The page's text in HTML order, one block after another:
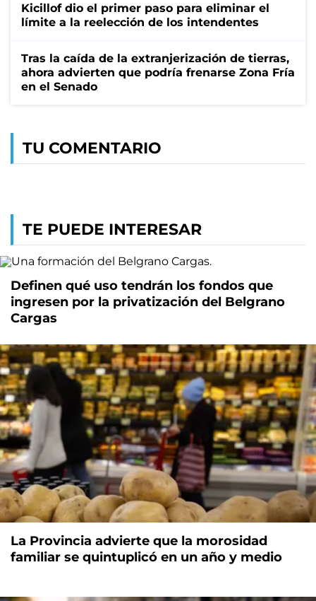
Kicillof dio el primer paso para eliminar el
límite a la reelección de los intendentes
Tras la caída de la extranjerización de tierras,
ahora advierten que podría frenarse Zona Fría
en el Senado
TU COMENTARIO
TE PUEDE INTERESAR
Definen qué uso tendrán los fondos que
ingresen por la privatización del Belgrano
Cargas
La Provincia advierte que la morosidad
familiar se quintuplicó en un año y medio